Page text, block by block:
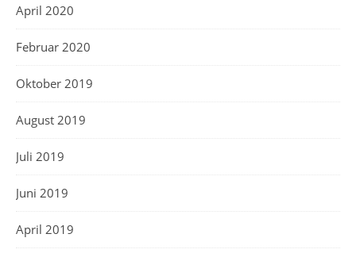
April 2020
Februar 2020
Oktober 2019
August 2019
Juli 2019
Juni 2019
April 2019